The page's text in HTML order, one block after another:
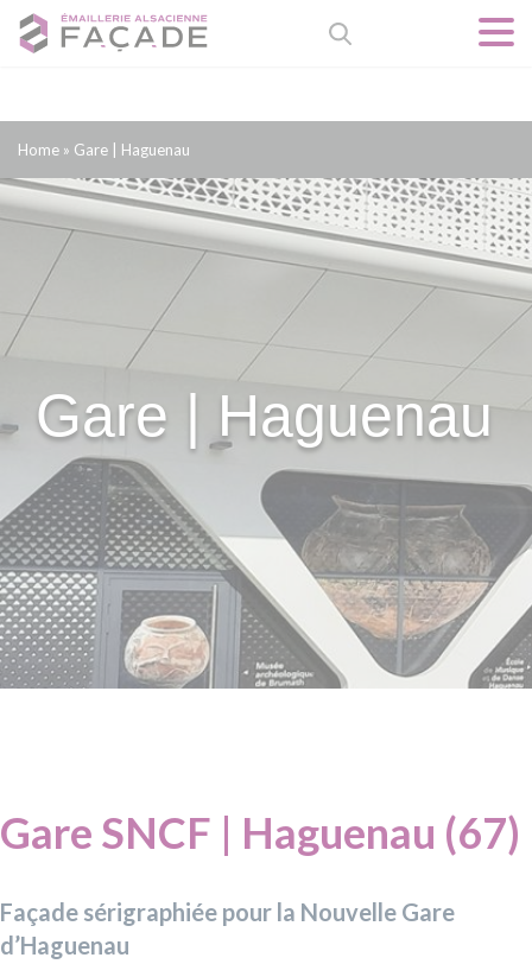
Home » Gare | Haguenau
Gare | Haguenau
Gare SNCF | Haguenau (67)
Façade sérigraphiée pour la Nouvelle Gare
d’Haguenau
Panneau de gestion des cookies